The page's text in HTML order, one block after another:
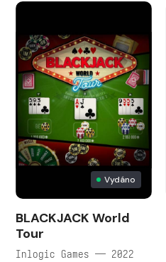
Vydáno
BLACKJACK World
Tour
Inlogic Games — 2022